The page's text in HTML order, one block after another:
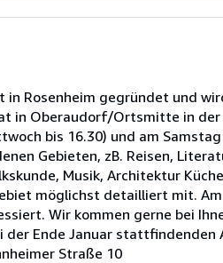
in Rosenheim gegründet und
in Oberaudorf/Ortsmitte in
bis 16.30) und am
Gebieten, zB. Reisen,
Musik, Architektur
möglichst detailliert mit.
Wir kommen gerne bei
Ende Januar stattfindenden
Straße 10